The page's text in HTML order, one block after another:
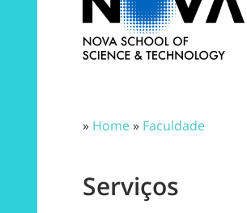
» Home» Faculdade
Serviços